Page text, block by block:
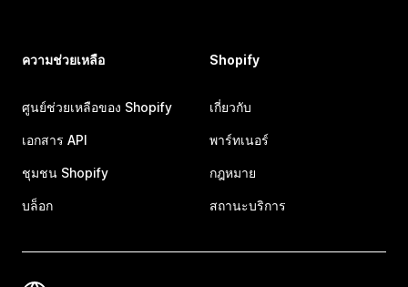
ความช่วยเหลือ
ศูนย์ช่วยเหลือของ Shopify
เอกสาร API
ชุมชน Shopify
บล็อก
Shopify
เกี่ยวกับ
พาร์ทเนอร์
กฎหมาย
สถานะบริการ